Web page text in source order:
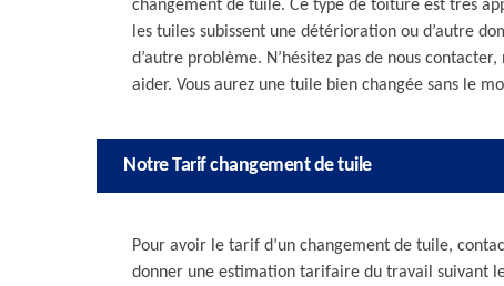
changement de tuile. Ce type de toiture est très
les tuiles subissent une détérioration ou d’autre
d’autre problème. N’hésitez pas de nous
aider. Vous aurez une tuile bien changée sans le
Notre Tarif changement de tuile
Pour avoir le tarif d’un changement de tuile,
donner une estimation tarifaire du travail suivant